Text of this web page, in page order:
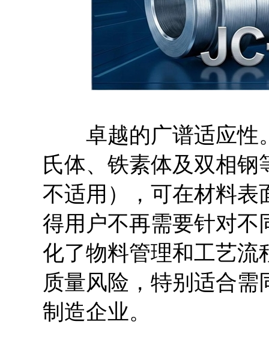
卓越的广谱适应性。
氏体、铁素体及双相
不适用），可在材料表
得用户不再需要针对不
化了物料管理和工艺流
质量风险，特别适合
制造企业。